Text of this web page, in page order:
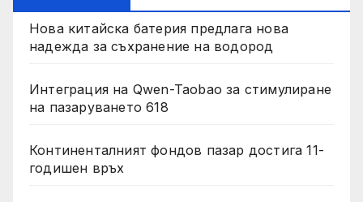
Нова китайска батерия предлага нова
надежда за съхранение на водород
Интеграция на Qwen-Taobao за стимулиране
на пазаруването 618
Континенталният фондов пазар достига 11-
годишен връх